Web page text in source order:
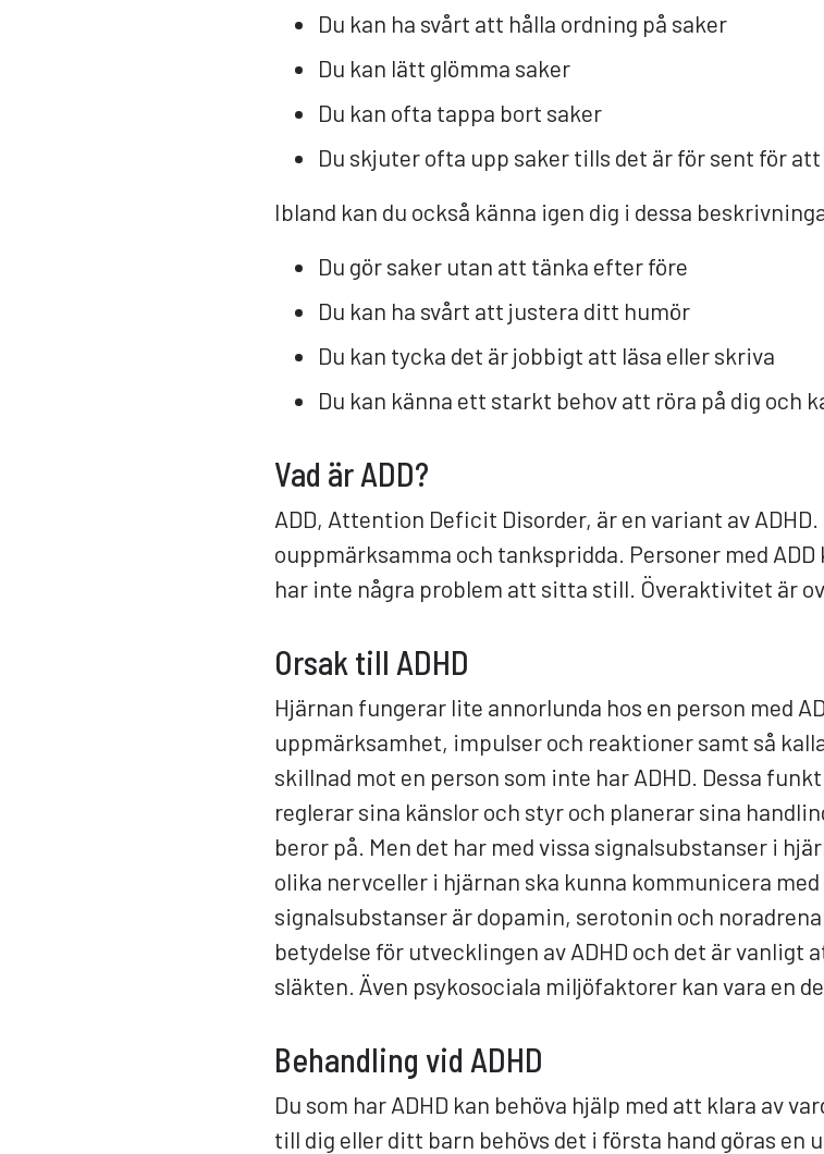
Du kan ha svårt att hålla ordning på saker
Du kan lätt glömma saker
Du kan ofta tappa bort saker
Du skjuter ofta upp saker tills det är för sent för
Ibland kan du också känna igen dig i dessa
Du gör saker utan att tänka efter före
Du kan ha svårt att justera ditt humör
Du kan tycka det är jobbigt att läsa eller skriva
Du kan känna ett starkt behov att röra på dig och
Vad är ADD?
ADD, Attention Deficit Disorder, är en variant av
ouppmärksamma och tankspridda. Personer med
har inte några problem att sitta still. Överaktivitet är
Orsak till ADHD
Hjärnan fungerar lite annorlunda hos en person med
uppmärksamhet, impulser och reaktioner samt så
skillnad mot en person som inte har ADHD. Dessa
reglerar sina känslor och styr och planerar sina
beror på. Men det har med vissa signalsubstanser i
olika nervceller i hjärnan ska kunna kommunicera
signalsubstanser är dopamin, serotonin och
betydelse för utvecklingen av ADHD och det är vanligt
släkten. Även psykosociala miljöfaktorer kan vara en
Behandling vid ADHD
Du som har ADHD kan behöva hjälp med att klara av
till dig eller ditt barn behövs det i första hand göras en